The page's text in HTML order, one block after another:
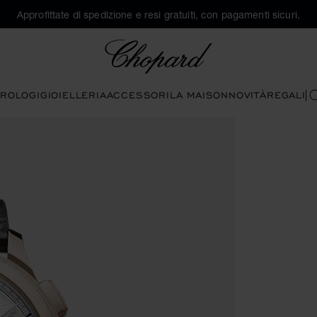
Approfittate di spedizione e resi gratuiti, con pagamenti sicuri.
GIOIELLERIAACCESSORILA MAISONNOVITÀREGALI